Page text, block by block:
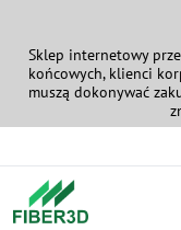
Sklep internetowy
końcowych, klienci
muszą dokonywać